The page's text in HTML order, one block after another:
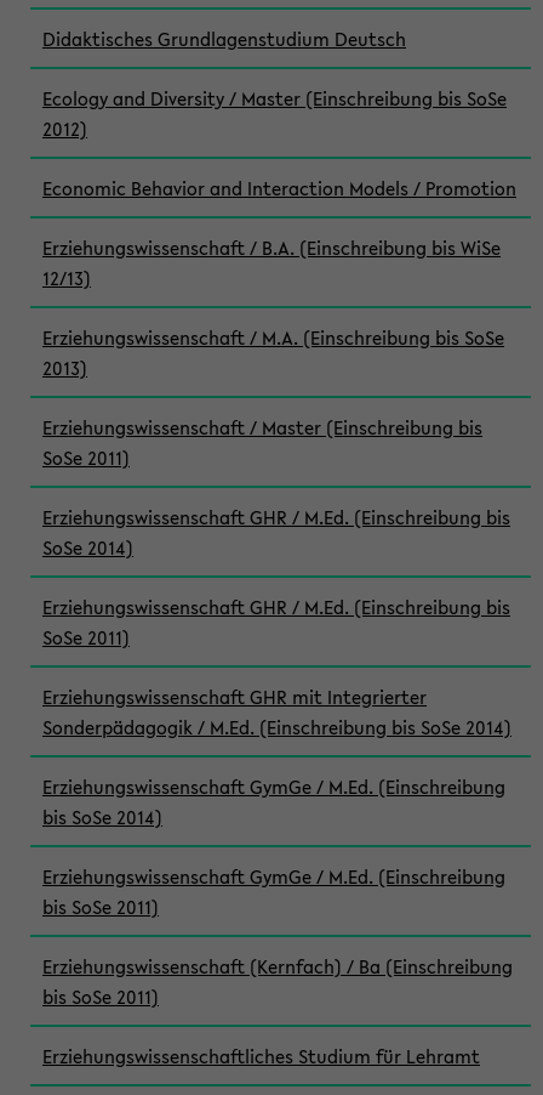
Didaktisches Grundlagenstudium Deutsch
Ecology and Diversity / Master (Einschreibung bis SoSe
2012)
Economic Behavior and Interaction Models / Promotion
Erziehungswissenschaft / B.A. (Einschreibung bis WiSe
12/13)
Erziehungswissenschaft / M.A. (Einschreibung bis SoSe
2013)
Erziehungswissenschaft / Master (Einschreibung bis
SoSe 2011)
Erziehungswissenschaft GHR / M.Ed. (Einschreibung bis
SoSe 2014)
Erziehungswissenschaft GHR / M.Ed. (Einschreibung bis
SoSe 2011)
Erziehungswissenschaft GHR mit Integrierter
Sonderpädagogik / M.Ed. (Einschreibung bis SoSe 2014)
Erziehungswissenschaft GymGe / M.Ed. (Einschreibung
bis SoSe 2014)
Erziehungswissenschaft GymGe / M.Ed. (Einschreibung
bis SoSe 2011)
Erziehungswissenschaft (Kernfach) / Ba (Einschreibung
bis SoSe 2011)
Erziehungswissenschaftliches Studium für Lehramt